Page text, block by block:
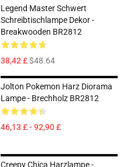
Legend Master Schwert
Schreibtischlampe Dekor -
Breakwooden BR2812
38,42 £$48.64
Jolton Pokemon Harz Diorama
Lampe - Brechholz BR2812
46,13 £ - 92,90 £
Creepy Chica Harzlampe -